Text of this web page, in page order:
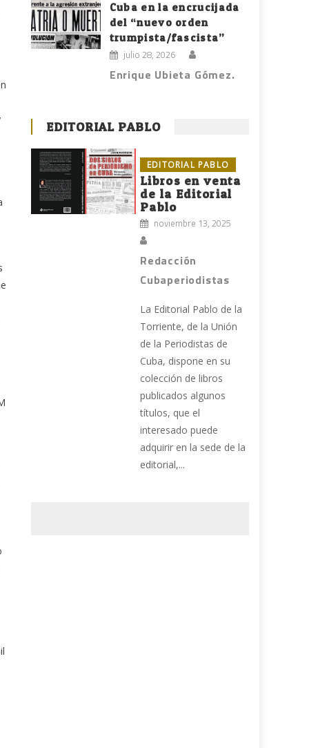
Cuba en la encrucijada
del “nuevo orden
trumpista/fascista”
julio 28, 2026
Enrique Ubieta Gómez.
EDITORIAL PABLO
EDITORIAL PABLO
Libros en venta
de la Editorial
Pablo
noviembre 13, 2025
Redacción
Cubaperiodistas
La Editorial Pablo de la
Torriente, de la Unión
de la Periodistas de
Cuba, dispone en su
colección de libros
publicados algunos
títulos, que el
interesado puede
adquirir en la sede de la
editorial,...